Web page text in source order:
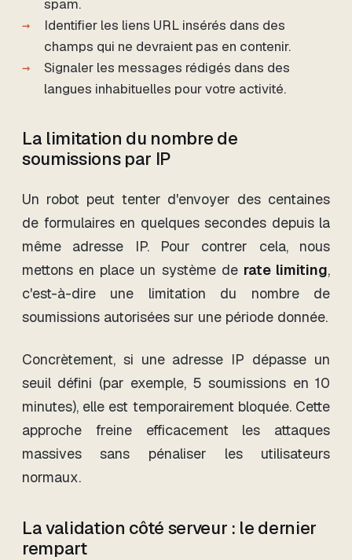
spam.
Identifier les liens URL insérés dans des
champs qui ne devraient pas en contenir.
Signaler les messages rédigés dans des
langues inhabituelles pour votre activité.
La limitation du nombre de
soumissions par IP
Un robot peut tenter d'envoyer des centaines
de formulaires en quelques secondes depuis la
même adresse IP. Pour contrer cela, nous
mettons en place un système de rate limiting,
c'est-à-dire une limitation du nombre de
soumissions autorisées sur une période donnée.
Concrètement, si une adresse IP dépasse un
seuil défini (par exemple, 5 soumissions en 10
minutes), elle est temporairement bloquée. Cette
approche freine efficacement les attaques
massives sans pénaliser les utilisateurs
normaux.
La validation côté serveur : le dernier
rempart